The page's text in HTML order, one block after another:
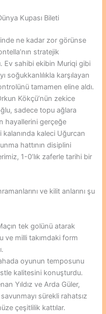
Kupası Bileti
ne kadar zor görünse
stratejik
Ev sahibi ekibin Muriqi gibi
soğukkanlılıkla karşılayan
tamamen eline aldı.
Kökçü’nün zekice
sadece topu ağlara
hayallerini gerçeğe
kalanında kaleci Uğurcan
hattının disiplini
1-0’lık zaferle tarihi bir
ve kilit anlarını şu
tek golünü atarak
ve milli takımdaki form
oyunun temposunu
kalitesini konuşturdu.
Yıldız ve Arda Güler,
sürekli rahatsız
çeşitlilik kattılar.